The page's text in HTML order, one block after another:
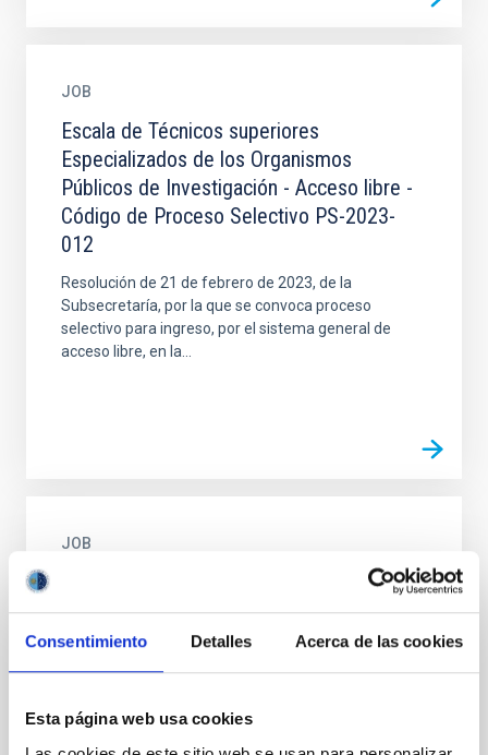
Consentimiento Detalles Acerca de las cookies
Esta página web usa cookies
JOB
Escala de Técnicos superiores
Especializados de los Organismos
Públicos de Investigación - Acceso libre -
Código de Proceso Selectivo PS-2023-
012
Resolución de 21 de febrero de 2023, de la
Subsecretaría, por la que se convoca proceso
selectivo para ingreso, por el sistema general de
acceso libre, en la...
JOB
Organismos Públicos de Investigación -
Acceso Libre - Código Proceso Selectivo
PS-2025-102
por la que se declara inhábil el mes de agosto de